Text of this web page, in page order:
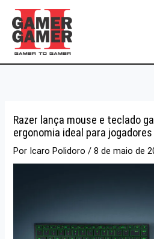
para
conteúdo
Razer lança mouse e teclado
ergonomia ideal para jogadores
Por Icaro Polidoro/8 de maio de